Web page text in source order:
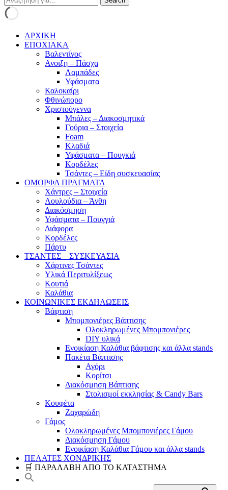
ΑΡΧΙΚΗ
ΕΠΟΧΙΑΚΑ
Βαλεντίνος
Ανοιξη – Πάσχα
Λαμπάδες
Υφάσματα
Καλοκαίρι
Φθινώπορο
Χριστούγεννα
Μπάλες – Διακοσμητικά
Γούρια – Στοιχεία
Foam
Κλαδιά
Υφάσματα – Πουγκιά
Κορδέλες
Τσάντες – Είδη συσκευασίας
ΟΜΟΡΦΑ ΠΡΑΓΜΑΤΑ
Χάντρες – Στοιχεία
Λουλούδια – Άνθη
Διακόσμηση
Υφάσματα – Πουγγιά
Διάφορα
Κορδέλες
Πάρτυ
ΤΣΑΝΤΕΣ – ΣΥΣΚΕΥΑΣΙΑ
Χάρτινες Τσάντες
Υλικά Περιτυλίξεως
Κουτιά
Καλάθια
ΚΟΙΝΩΝΙΚΕΣ ΕΚΔΗΛΩΣΕΙΣ
Βάφτιση
Μπομπονιέρες Βάπτισης
Ολοκληρωμένες Μπομπονιέρες
DIY υλικά
Ενοικίαση Καλάθια βάφτισης και άλλα stands
Πακέτα Βάπτισης
Αγόρι
Κορίτσι
Διακόσμηση Βάπτισης
Στολισμοί εκκλησίας & Candy Bars
Κουφέτα
Ζαχαρώδη
Γάμος
Ολοκληρωμένες Μπομπονιέρες Γάμου
Διακόσμηση Γάμου
Ενοικίαση Καλάθια Γάμου και άλλα stands
ΠΕΛΑΤΕΣ ΧΟΝΔΡΙΚΗΣ
🛒 ΠΑΡΑΛΑΒΗ ΑΠΟ ΤΟ ΚΑΤΑΣΤΗΜΑ